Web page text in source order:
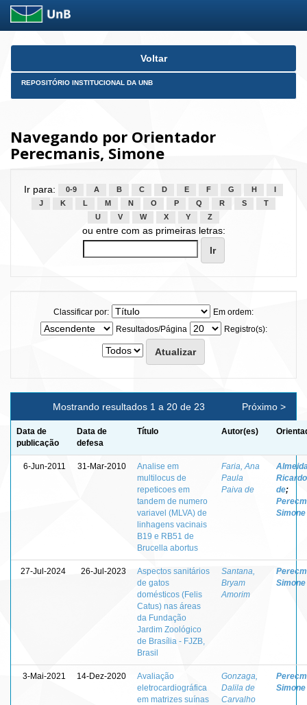
Skip
Voltar
REPOSITÓRIO INSTITUCIONAL DA UNB
Navegando por Orientador
Perecmanis, Simone
Ir para: 0-9 A B C D E F G H
J
K L M N O P Q R S
T
U
V W X Y Z
ou entre com as primeiras letras:
Classificar por:
Em ordem:
Resultados/Página
Registro(s):
Mostrando resultados 1 a 20 de 23 Próximo >
Data de
publicação
Data de
defesa
Título Autor(es)
6-Jun-2011 31-Mar-2010
Analise em
multilocus de
repeticoes em
tandem de numero
variavel (MLVA) de
linhagens vacinais
B19 e RB51 de
Brucella abortus
Faria, Ana
Paula
Paiva de
de;
Simone
27-Jul-2024 26-Jul-2023
Aspectos sanitários
de gatos
domésticos (Felis
Catus) nas áreas
da Fundação
Jardim Zoológico
de Brasília - FJZB,
Brasil
Santana,
Bryam
Amorim
Simone
3-Mai-2021 14-Dez-2020
Avaliação
eletrocardiográfica
em matrizes suínas
Gonzaga,
Dalila de
Carvalho
Simone